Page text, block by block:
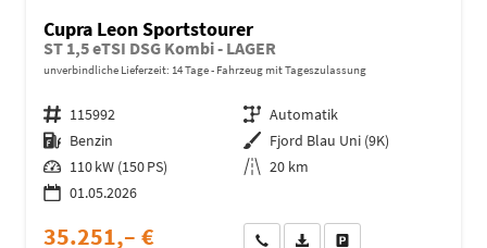
Cupra Leon Sportstourer
ST 1,5 eTSI DSG Kombi - LAGER
unverbindliche Lieferzeit: 14 Tage Fahrzeug mit Tageszulassung
Fahrzeugnr. 115992 Getriebe Automatik
Kraftstoff Benzin Außenfarbe Fjord Blau Uni (9K)
Leistung 110 kW (150 PS) Kilometerstand 20 km
01.05.2026
35.251,– € Wir rufen Sie anFahrzeugexposé (PDF)